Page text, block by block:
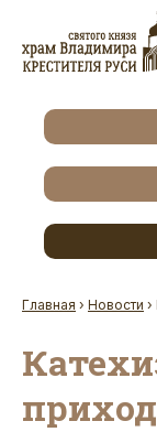
Главная › Новости ›